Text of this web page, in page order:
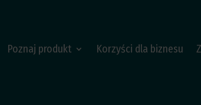
Poznaj produkt Korzyści dla biznesu